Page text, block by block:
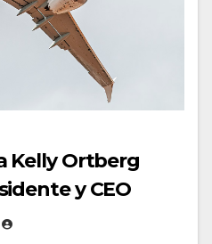
Kelly Ortberg
y CEO